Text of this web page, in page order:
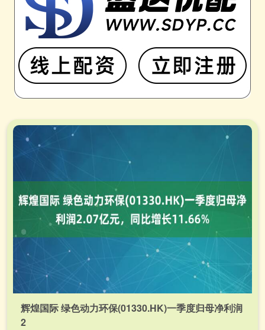
辉煌国际 绿色动力环保(01330.HK)一季度归母净利润
2